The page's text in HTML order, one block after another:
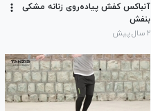
آنباکس کفش پیاده‌روی زنانه مشکی
بنفش
۲ سال پیش